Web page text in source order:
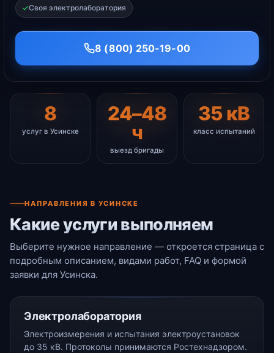
Своя электролаборатория
8 (800) 250-19-00
8
услуг в Усинске
24–48
ч
выезд бригады
35 кВ
класс испытаний
НАПРАВЛЕНИЯ В УСИНСКЕ
Какие услуги выполняем
Выберите нужное направление — откроется страница с
подробным описанием, видами работ, FAQ и формой
заявки для Усинска.
Электролаборатория
Электроизмерения и испытания электроустановок
до 35 кВ. Протоколы принимаются Ростехнадзором.